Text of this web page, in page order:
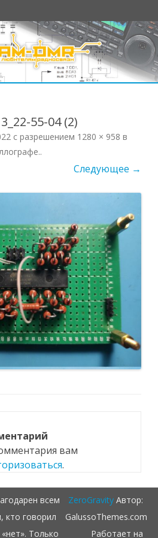
55-04 (2)
с разрешением 1280 × 958 в
.
Следующее →
вам
.
всем
кто говорил
Только
ZeroGravityАвтор:
GalussoThemes.com
Работает на